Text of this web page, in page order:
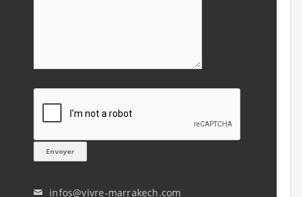
✉ infos@vivre-marrakech.com